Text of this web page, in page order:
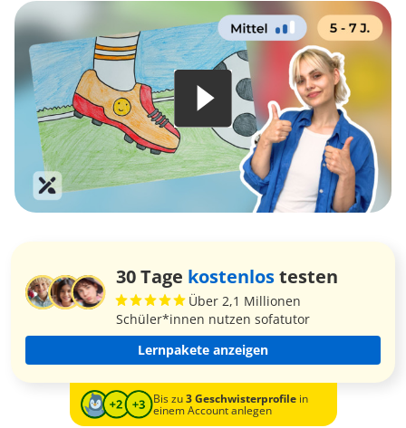
30 Tage kostenlostesten
Über 2,1 Millionen
Schüler*innen nutzen sofatutor
Lernpakete anzeigen
Bis zu3 Geschwisterprofilein
einem Account anlegen